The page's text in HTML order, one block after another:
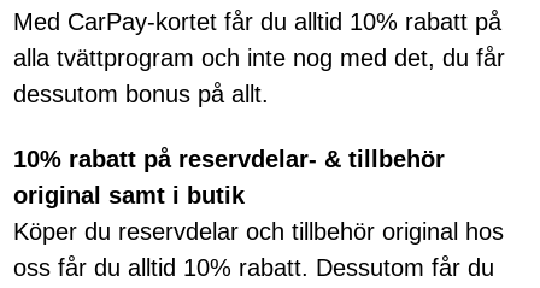
Med CarPay-kortet får du alltid 10% rabatt på
alla tvättprogram och inte nog med det, du får
dessutom bonus på allt.
10% rabatt på reservdelar- & tillbehör
original samt i butik
Köper du reservdelar och tillbehör original hos
oss får du alltid 10% rabatt. Dessutom får du